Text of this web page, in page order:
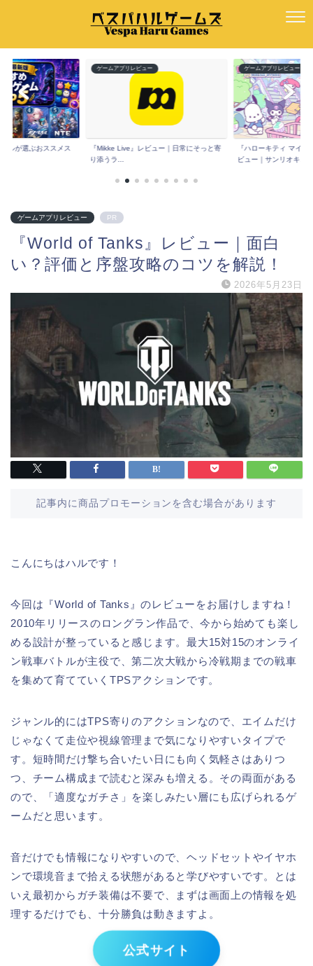
ルが選ぶおススメス
ゲームアプリレビュー
『Mikke Live』レビュー｜日常にそっと寄
り添うラ...
ゲームアプリレビュー
『ハローキティ マイド
ビュー｜サンリオキ...
ゲームアプリレビュー PR
『World of Tanks』レビュー｜面白
い？評価と序盤攻略のコツを解説！
2026年5月23日
記事内に商品プロモーションを含む場合があります
こんにちはハルです！
今回は『World of Tanks』のレビューをお届けしますね！
2010年リリースのロングラン作品で、今から始めても楽し
める設計が整っていると感じます。最大15対15のオンライ
ン戦車バトルが主役で、第二次大戦から冷戦期までの戦車
を集めて育てていくTPSアクションです。
ジャンル的にはTPS寄りのアクションなので、エイムだけ
じゃなくて走位や視線管理まで気になりやすいタイプで
す。短時間だけ撃ち合いたい日にも向く気軽さはありつ
つ、チーム構成まで読むと深みも増える。その両面がある
ので、「適度なガチさ」を楽しみたい層にも広げられるゲ
ームだと思います。
音だけでも情報になりやすいので、ヘッドセットやイヤホ
ンで環境音まで拾える状態があると学びやすいです。とは
いえ最初からガチ装備は不要で、まずは画面上の情報を処
理するだけでも、十分勝負は動きますよ。
公式サイト